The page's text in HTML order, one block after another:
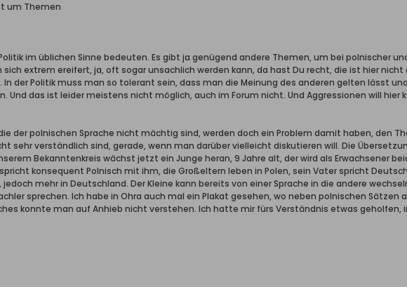
um Themen
im üblichen Sinne bedeuten. Es gibt ja genügend andere Themen, um bei polnischer
sich extrem ereifert, ja, oft sogar unsachlich werden kann, da hast Du recht, die ist hier
In der Politik muss man so tolerant sein, dass man die Meinung des anderen gelten lässt
Und das ist leider meistens nicht möglich, auch im Forum nicht. Und Aggressionen will hier
der polnischen Sprache nicht mächtig sind, werden doch ein Problem damit haben, den
sehr verständlich sind, gerade, wenn man darüber vielleicht diskutieren will. Die
Bekanntenkreis wächst jetzt ein Junge heran, 9 Jahre alt, der wird als Erwachsener
konsequent Polnisch mit ihm, die Großeltern leben in Polen, sein Vater spricht
mehr in Deutschland. Der Kleine kann bereits von einer Sprache in die andere
sprechen. Ich habe in Ohra auch mal ein Plakat gesehen, wo neben polnischen Sätzen
konnte man auf Anhieb nicht verstehen. Ich hatte mir fürs Verständnis etwas geholfen,